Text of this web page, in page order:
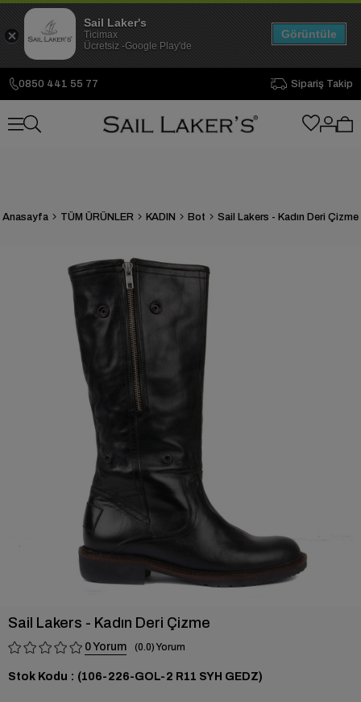
0850 441 55 77 Sipariş Takip
Anasayfa TÜM ÜRÜNLER KADIN Bot Sail Lakers - Kadın Deri Çizme
Sail Lakers - Kadın Deri Çizme
0 0.0
Stok Kodu (106-226-GOL-2 R11 SYH GEDZ)
Sail Laker's
Ticimax
Ücretsiz -Google Play'de
Görüntüle